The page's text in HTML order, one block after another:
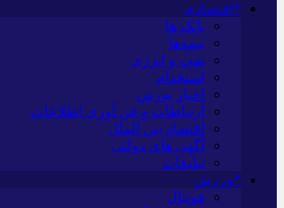
*اقتصادی
بانک ها
بیمه‌ها
نفت و انرژی
استخدام
اخبار بورس
ارتباطات و فن آوری اطلاعات
اقتصاد بین الملل
آگهی های دولتی
تبلیغات
*ورزش
فوتبال